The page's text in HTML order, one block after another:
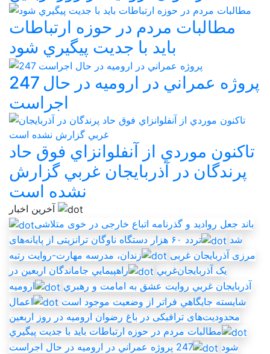
مطالبات مردم در حوزه ارتباطات
بايد با جديت پيگيري شود
247 پروژه عمراني در اروميه در حال
اجراست
تاکنون موردي از آنفلوانزاي فوق حاد
پرندگان در آذربايجان غربي گزارش
نشده است
باند جعل روادید و گذرنامه اتباع خارجی در خوی متلاشی
شد
تردد ۶۰ هزار دستگاه ناوگان ترانزیتی از پایانه‌های
مرزی آذربایجان ‌غربی
زندان، مدرسه مهارت-روايت رتبه
يک آذربايجان‌غربي
راهپيمايي جاماندگان اربعين در
آذربايجان غربي روايت عشق به امامت و رهبري
اروميه
شايسته جايگاهي فراتر از وضعيت موجود است
اعمال
محدودیت‌های ترافیکی در باغ رضوان ارومیه در روز اربعین
مطالبات مردم در حوزه ارتباطات بايد با جديت پيگيري
شود
247 پروژه عمراني در اروميه در حال اجراست